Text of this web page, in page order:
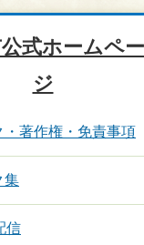
式ホームペー
ジ
・著作権・免責事項
集
信